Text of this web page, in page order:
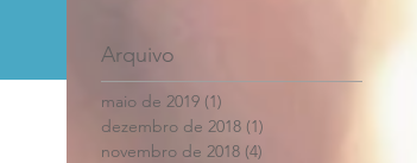
Arquivo
maio de 2019 (1)
dezembro de 2018 (1)
novembro de 2018 (4)